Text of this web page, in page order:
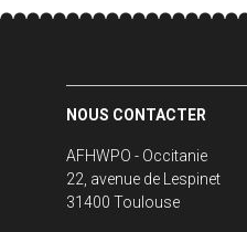
NOUS CONTACTER
AFHWPO - Occitanie
22, avenue de Lespinet
31400 Toulouse